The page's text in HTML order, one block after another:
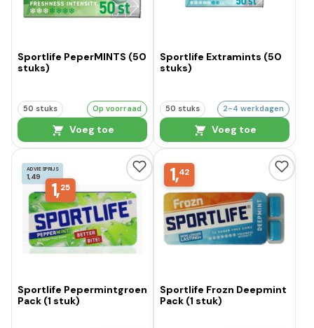
Sportlife PeperMINTS (50
stuks)
50 stuks Op voorraad
Voeg toe
Sportlife Extramints (50
stuks)
50 stuks 2-4 werkdagen
Voeg toe
ADVIESPRIJS
1,49
1,25
Sportlife Pepermintgroen
Pack (1 stuk)
1,42
Sportlife Frozn Deepmint
Pack (1 stuk)